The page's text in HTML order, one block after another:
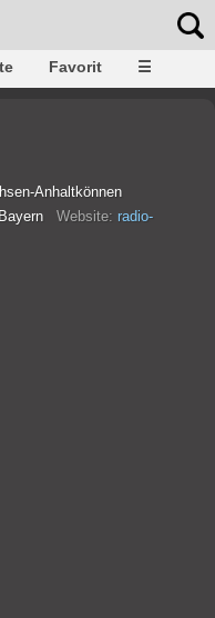
Favorit ☰
Anhaltkönnen
Bayern Website: radio-